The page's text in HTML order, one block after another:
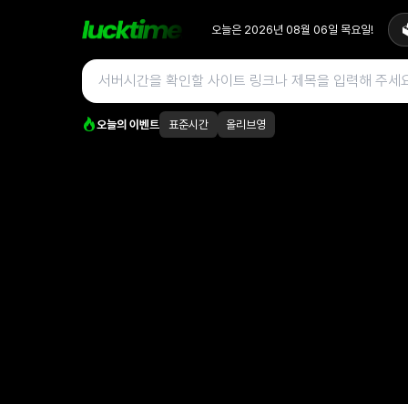
오늘은 2026년 08월 06일 목요일!
오늘의 이벤트 표준시간 올리브영